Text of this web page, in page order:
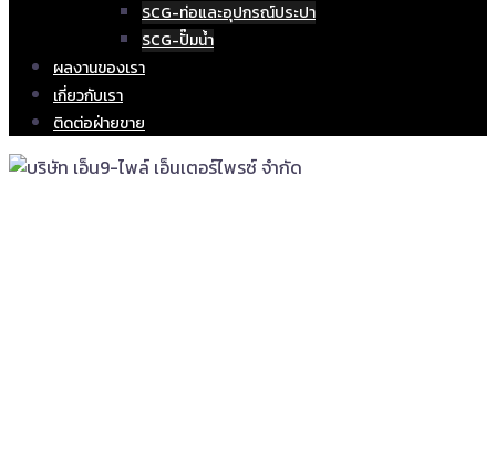
SCG-ท่อและอุปกรณ์ประปา
SCG-ปั๊มน้ำ
ผลงานของเรา
เกี่ยวกับเรา
ติดต่อฝ่ายขาย